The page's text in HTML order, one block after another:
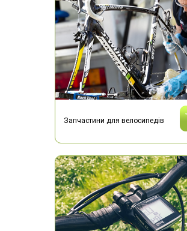
Запчастини для велосипедів